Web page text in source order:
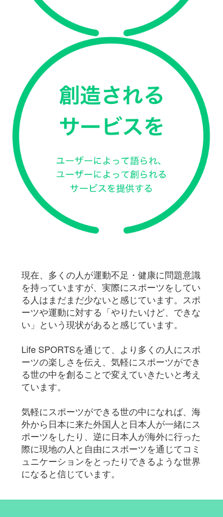
現在、多くの人が運動不足・健康に問題意識
を持っていますが、実際にスポーツをしてい
る人はまだまだ少ないと感じています。スポ
ーツや運動に対する「やりたいけど、できな
い」という現状があると感じています。
Life SPORTSを通じて、より多くの人にスポ
ーツの楽しさを伝え、気軽にスポーツができ
る世の中を創ることで変えていきたいと考え
ています。
気軽にスポーツができる世の中になれば、海
外から日本に来た外国人と日本人が一緒にス
ポーツをしたり、逆に日本人が海外に行った
際に現地の人と自由にスポーツを通じてコミ
ュニケーションをとったりできるような世界
になると信じています。